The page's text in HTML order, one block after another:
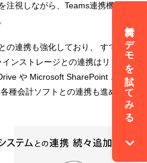
視しながら、Teams連携機能を
の連携も強化しており、 すでに
ンストレージとの連携はリリース
や Microsoft SharePoint との連
種会計ソフトとの連携も進めてお
無料でデモを試してみる